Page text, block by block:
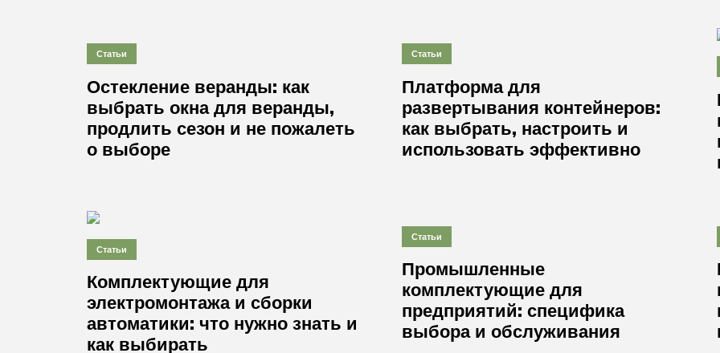
Статьи
Остекление веранды: как
выбрать окна для веранды,
продлить сезон и не пожалеть
о выборе
Статьи
Платформа для
развертывания контейнеров:
как выбрать, настроить и
использовать эффективно
Статьи
Комплектующие для
электромонтажа и сборки
автоматики: что нужно знать и
как выбирать
Статьи
Промышленные
комплектующие для
предприятий: специфика
выбора и обслуживания